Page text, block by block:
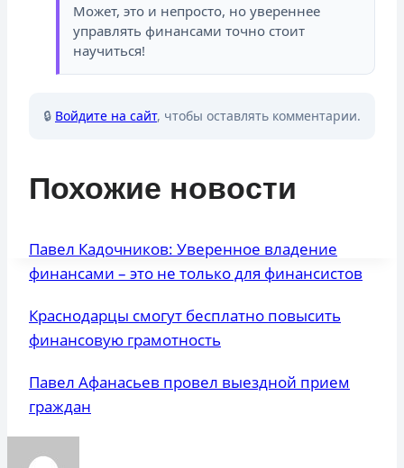
Может, это и непросто, но увереннее
управлять финансами точно стоит
научиться!
🔒 Войдите на сайт, чтобы оставлять комментарии.
Похожие новости
Павел Кадочников: Уверенное владение
финансами – это не только для финансистов
Краснодарцы смогут бесплатно повысить
финансовую грамотность
Павел Афанасьев провел выездной прием
граждан